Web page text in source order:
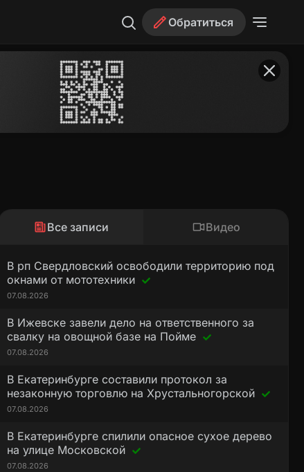
Обратиться
Все записи Видео
В рп Свердловский освободили территорию под
окнами от мототехники
07.08.2026
В Ижевске завели дело на ответственного за
свалку на овощной базе на Пойме
07.08.2026
В Екатеринбурге составили протокол за
незаконную торговлю на Хрустальногорской
07.08.2026
В Екатеринбурге спилили опасное сухое дерево
на улице Московской
07.08.2026